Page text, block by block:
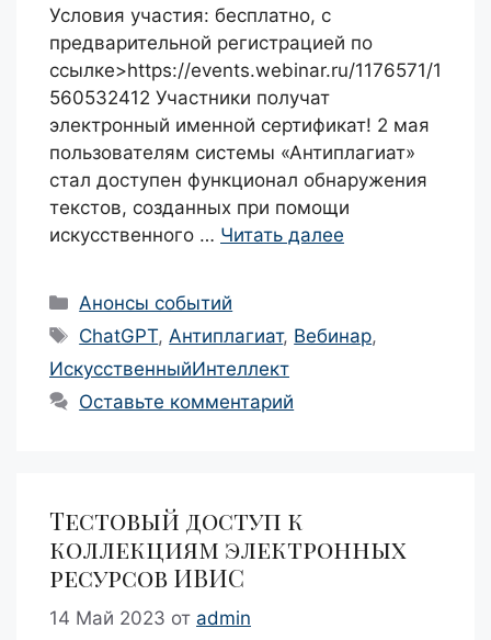
Условия участия: бесплатно, с
предварительной регистрацией по
ссылке>https://events.webinar.ru/1176571/1
560532412 Участники получат
электронный именной сертификат! 2 мая
пользователям системы «Антиплагиат»
стал доступен функционал обнаружения
текстов, созданных при помощи
искусственного … Читать далее
Рубрики
Анонсы событий
Метки
ChatGPT,Антиплагиат, Вебинар,
ИскусственныйИнтеллект
Оставьте комментарий
Тестовый доступ к
коллекциям электронных
ресурсов ИВИС
14 Май 2023 от admin